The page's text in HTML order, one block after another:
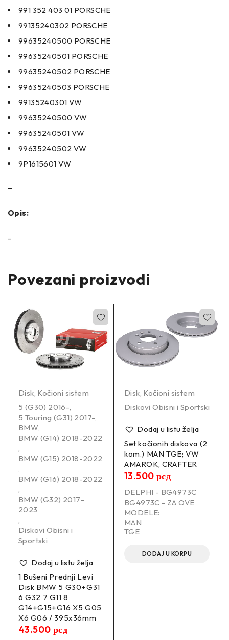
991 352 403 01 PORSCHE
99135240302 PORSCHE
99635240500 PORSCHE
99635240501 PORSCHE
99635240502 PORSCHE
99635240503 PORSCHE
99135240301 VW
99635240500 VW
99635240501 VW
99635240502 VW
9P1615601 VW
–
Opis:
–
Povezani proizvodi
Disk Kočioni sistem
5 (G30) 2016-
5 Touring (G31) 2017-
BMW
BMW (G14) 2018-2022
BMW (G15) 2018-2022
BMW (G16) 2018-2022
BMW (G32) 2017–
2023
Diskovi Obisni i
Sportski
Dodaj u listu želja
1 Bušeni Prednji Levi
Disk BMW 5 G30+G31
6 G32 7 G11 8
G14+G15+G16 X5 G05
X6 G06 / 395x36mm
43.500 рсд
Disk, Kočioni sistem
Diskovi Obisni i Sportski
Dodaj u listu želja
Set kočionih diskova (2
kom.) MAN TGE; VW
AMAROK, CRAFTER
13.500 рсд
DELPHI - BG4973C
BG4973C - ZA OVE
MODELE:
MAN
TGE
DODAJ U KORPU